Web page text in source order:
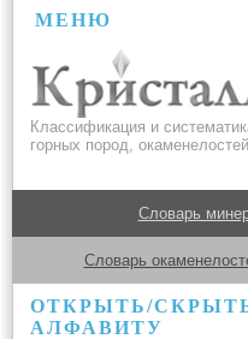
МЕНЮ
Классификация и
горных пород,
Словарь
Словарь
ОТКРЫТЬ/
АЛФАВИТУ